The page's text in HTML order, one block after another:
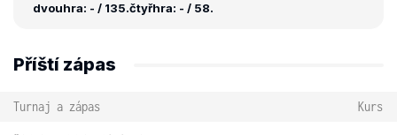
dvouhra: - / 135.čtyřhra: - / 58.
Příští zápas
Turnaj a zápas Kurs